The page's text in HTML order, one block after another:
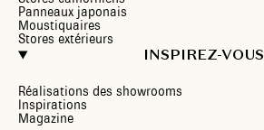
Panneaux japonais
Moustiquaires
Stores extérieurs
INSPIREZ-VOUS
Réalisations des showrooms
Inspirations
Magazine